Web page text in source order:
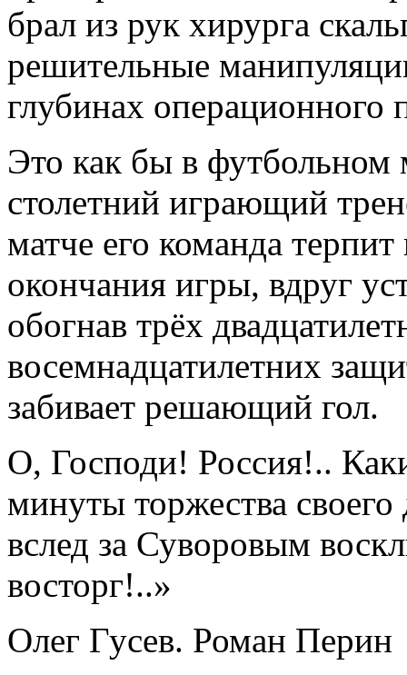
брал из рук хирурга
решительные
глубинах операционного
Это как бы в футбольном
столетний играющий
матче его команда
окончания игры, вдруг
обогнав трёх
восемнадцатилетних
забивает решающий гол.
О, Господи! Россия!..
минуты торжества
вслед за Суворовым
восторг!..»
Олег Гусев. Роман Перин